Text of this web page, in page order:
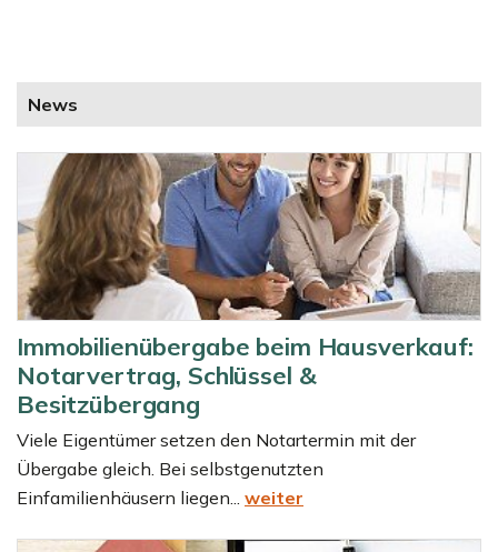
News
Immobilienübergabe beim Hausverkauf:
Notarvertrag, Schlüssel &
Besitzübergang
Viele Eigentümer setzen den Notartermin mit der
Übergabe gleich. Bei selbstgenutzten
Einfamilienhäusern liegen... weiter